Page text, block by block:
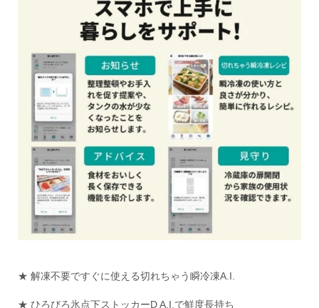
★ 解凍不要ですぐに使える切れちゃう瞬冷凍A.I.
★ ひろびろ氷点下ストッカーD A.I.で鮮度長持ち